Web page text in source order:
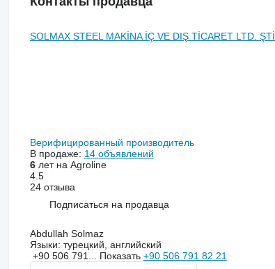
SOLMAX STEEL MAKİNA İÇ VE DIŞ TİCARET LTD. ŞTİ.
Верифицированный производитель
В продаже: 14 объявлений
6лет на Agroline
4.5
24 отзыва
Подписаться на продавца
Abdullah Solmaz
Языки: турецкий, английский
+90 506 791... Показать +90 506 791 82 21